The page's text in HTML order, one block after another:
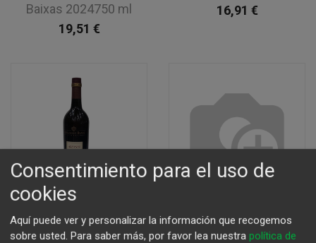
Baixas 2024750 ml
19,51 €
16,91 €
Consentimiento para el uso de
cookies
Aquí puede ver y personalizar la información que recogemos
sobre usted. Para saber más, por favor lea nuestra política de